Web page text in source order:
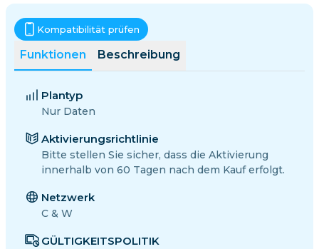
Funktionen Beschreibung
Kompatibilität prüfen
Plantyp
Nur Daten
Aktivierungsrichtlinie
Bitte stellen Sie sicher, dass die Aktivierung
innerhalb von 60 Tagen nach dem Kauf erfolgt.
Netzwerk
C & W
GÜLTIGKEITSPOLITIK